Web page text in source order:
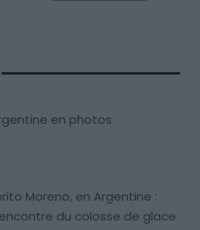
en photos
Moreno, en Argentine :
du colosse de glace